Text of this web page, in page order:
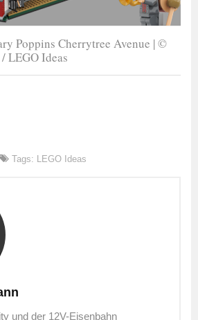
Poppins Cherrytree Avenue | ©
LEGO Ideas
Tags: LEGO Ideas
und der 12V-Eisenbahn